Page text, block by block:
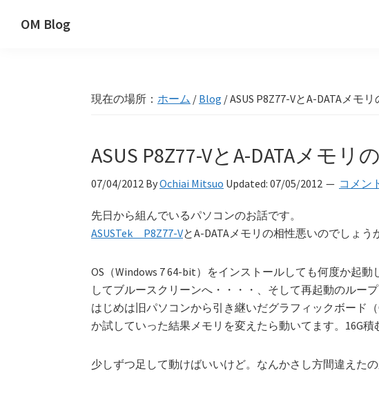
OM Blog
現在の場所： ホーム / Blog /ASUS P8Z77-VとA-DATAメモ
ASUS P8Z77-VとA-DATAメモリ
07/04/2012 ByOchiai Mitsuo Updated: 07/05/2012 コメン
先日から組んでいるパソコンのお話です。
ASUSTek P8Z77-VとA-DATAメモリの相性悪いのでしょう
OS（Windows 7 64-bit）をインストールしても何度か起
してブルースクリーンへ・・・・、そして再起動のループ
はじめは旧パソコンから引き継いだグラフィックボード
か試していった結果メモリを変えたら動いてます。16G積
少しずつ足して動けばいいけど。なんかさし方間違えたの